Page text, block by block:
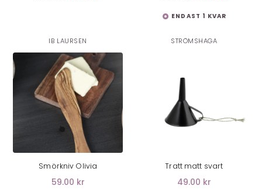
ENDAST 1 KVAR
IB LAURSEN
LÄGG I VARUKORG
Smörkniv Olivia
59.00 kr
STRÖMSHAGA
Tratt matt svart
49.00 kr